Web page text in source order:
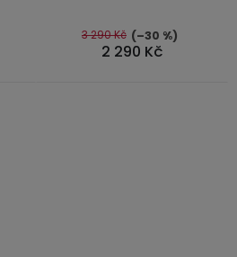
5
hvězdiček.
2 290 Kč
3 290 Kč (–30 %)